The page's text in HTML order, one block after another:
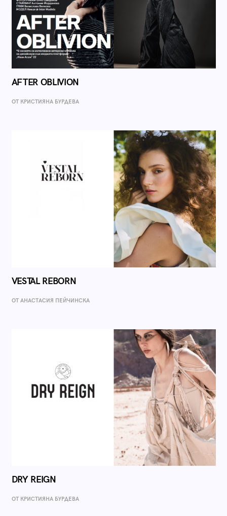
AFTER OBLIVION
ОТ КРИСТИЯНА БУРДЕВА
VESTAL REBORN
ОТ AНАСТАСИЯ ПЕЙЧИНСКА
DRY REIGN
ОТ КРИСТИЯНА БУРДЕВА